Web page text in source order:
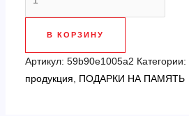
металле+багет
В КОРЗИНУ
Артикул: 59b90e1005a2 Категории:
продукция
ПОДАРКИ НА ПАМЯТЬ